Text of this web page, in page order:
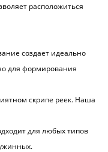
расположиться
создает идеально
для формирования
скрипе реек. Наша
для любых типов